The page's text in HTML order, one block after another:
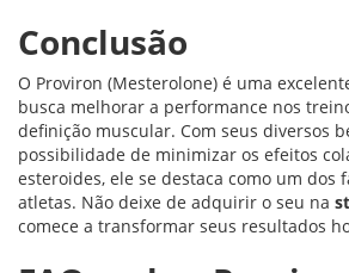
Conclusão
O Proviron (Mesterolone) é uma
busca melhorar a performance nos
definição muscular. Com seus diversos
possibilidade de minimizar os efeitos
esteroides, ele se destaca como um dos
atletas. Não deixe de adquirir o seu na
comece a transformar seus resultados